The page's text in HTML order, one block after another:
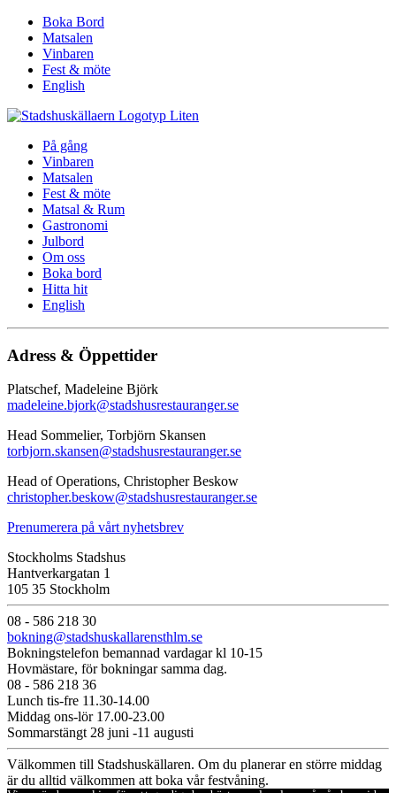
Boka Bord
Matsalen
Vinbaren
Fest & möte
English
På gång
Vinbaren
Matsalen
Fest & möte
Matsal & Rum
Gastronomi
Julbord
Om oss
Boka bord
Hitta hit
English
Adress & Öppettider
Platschef, Madeleine Björk
madeleine.bjork@stadshusrestauranger.se
Head Sommelier, Torbjörn Skansen
torbjorn.skansen@stadshusrestauranger.se
Head of Operations, Christopher Beskow
christopher.beskow@stadshusrestauranger.se
Prenumerera på vårt nyhetsbrev
Stockholms Stadshus
Hantverkargatan 1
105 35 Stockholm
08 - 586 218 30
bokning@stadshuskallarensthlm.se
Bokningstelefon bemannad vardagar kl 10-15
Hovmästare, för bokningar samma dag.
08 - 586 218 36
Lunch tis-fre 11.30-14.00
Middag ons-lör 17.00-23.00
Sommarstängt 28 juni -11 augusti
Välkommen till Stadshuskällaren. Om du planerar en större middag
är du alltid välkommen att boka vår festvåning.